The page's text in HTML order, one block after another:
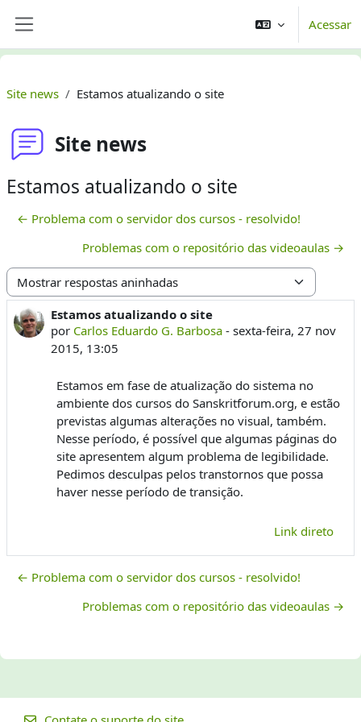
Acessar
Site news Estamos atualizando o site
Site news
Estamos atualizando o site
← Problema com o servidor dos cursos - resolvido!
Problemas com o repositório das videoaulas →
Modo de visualização
Estamos atualizando o site
por Carlos Eduardo G. Barbosa- sexta-feira, 27 nov
2015, 13:05
Número de respostas: 0
Estamos em fase de atualização do sistema no
ambiente dos cursos do Sanskritforum.org, e estão
previstas algumas alterações no visual, também.
Nesse período, é possível que algumas páginas do
site apresentem algum problema de legibilidade.
Pedimos desculpas pelos transtornos que possa
haver nesse período de transição.
Link direto
← Problema com o servidor dos cursos - resolvido!
Problemas com o repositório das videoaulas →